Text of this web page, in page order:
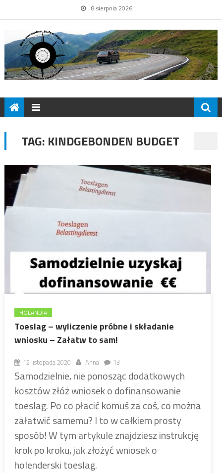
8 sierpnia 2026
TAG: KINDGEBONDEN BUDGET
HOLANDIA
Toeslag – wyliczenie próbne i składanie
wniosku – Załatw to sam!
12 listopada 2020 Anna 13
Samodzielnie, nie ponosząc dodatkowych
kosztów złóż wniosek o dofinansowanie
toeslag. Po co płacić komuś za coś, co można
załatwić samemu? I to w całkiem prosty
sposób! W tym artykule znajdziesz instrukcję
krok po kroku, jak złożyć wniosek o
holenderski toeslag.